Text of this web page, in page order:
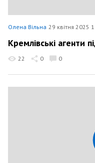
Олена Вільна 29 квітня 2025
Кремлівські агенти
22 0 0